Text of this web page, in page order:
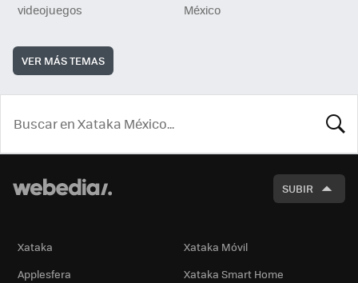
videojuegos
México
VER MÁS TEMAS
SUBIR
Xataka
Xataka Móvil
Applesfera
Xataka Smart Home